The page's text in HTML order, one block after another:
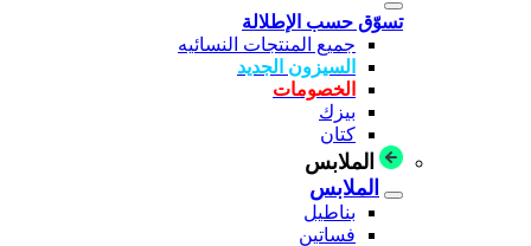
تسوّق حسب الإطلالة
جميع المنتجات النسائيه
السيزون الجديد
الخصومات
بيزك
كتان
الملابس
الملابس
بناطيل
فساتين